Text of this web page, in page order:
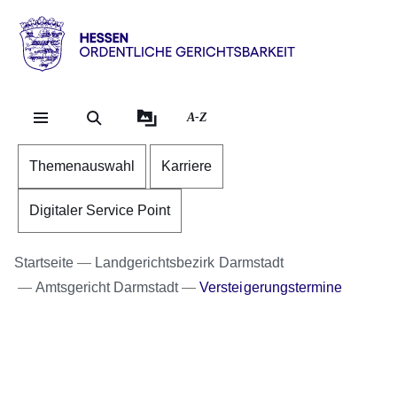
Direkt zum Kopf der
Direkt zum Inhalt
Direkt zum Fuß der
Hessen
Ordentliche
Gerichtsbarkeit
A-Z
Themenauswahl Karriere
Digitaler Service Point
Startseite
Landgerichtsbezirk Darmstadt
Amtsgericht Darmstadt
Versteigerungstermine